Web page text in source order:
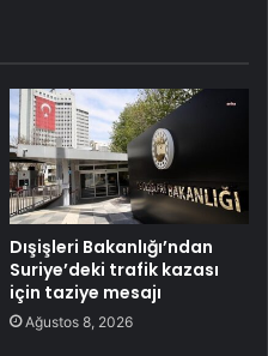
Dışişleri Bakanlığı’ndan
Suriye’deki trafik kazası
için taziye mesajı
Ağustos 8, 2026